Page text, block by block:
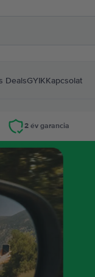
DealsGYIKKapcsolat
2 év garancia